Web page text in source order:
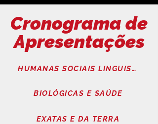
Cronograma de
Apresentações
HUMANAS SOCIAIS LINGUISTICAS LETRAS E ARTES
BIOLÓGICAS E SAÚDE
EXATAS E DA TERRA